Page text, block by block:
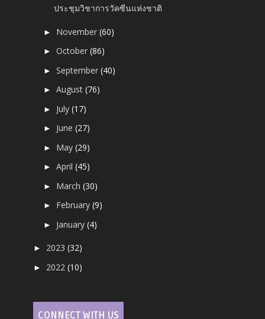
ประชุมวิชาการวัคซีนแห่งชาติ
► November(60)
►October(86)
►September(40)
►August(76)
► July(17)
► June(27)
► May(29)
►April(45)
► March(30)
► February(9)
► January(4)
► 2023(32)
► 2022(10)
CONNECT WITH US